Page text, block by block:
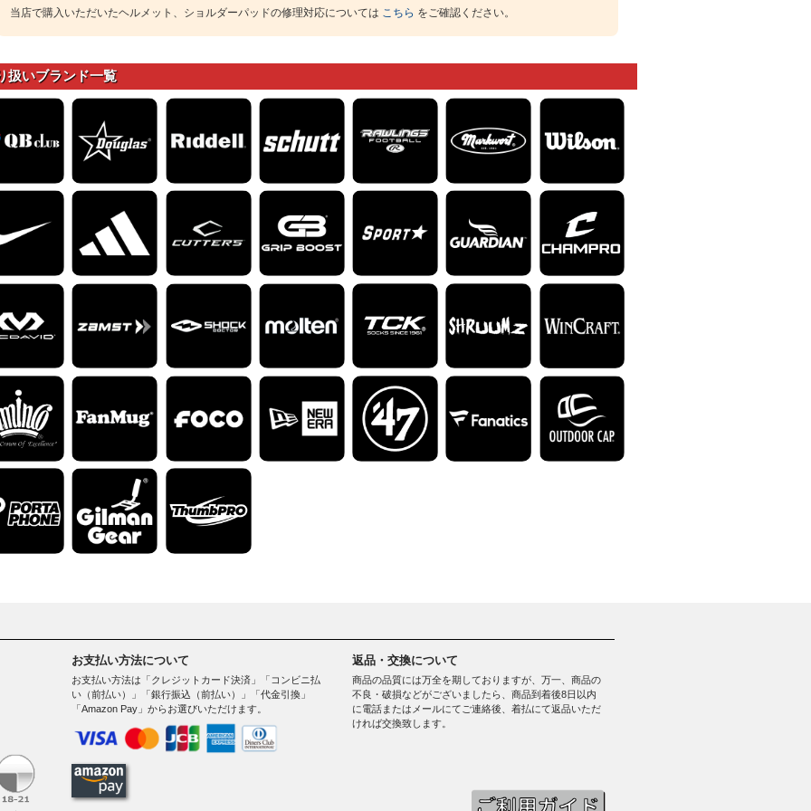
当店で購入いただいたヘルメット、ショルダーパッドの修理対応については こちら をご確認ください。
扱いブランド一覧
お支払い方法について
お支払い方法は「クレジットカード決済」「コンビニ払
い（前払い）」「銀行振込（前払い）」「代金引換」
「Amazon Pay」からお選びいただけます。
返品・交換について
商品の品質には万全を期しておりますが、万一、商品の
不良・破損などがございましたら、商品到着後8日以内
に電話またはメールにてご連絡後、着払にて返品いただ
ければ交換致します。